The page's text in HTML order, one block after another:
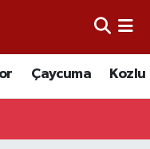
Çaycuma Kozlu